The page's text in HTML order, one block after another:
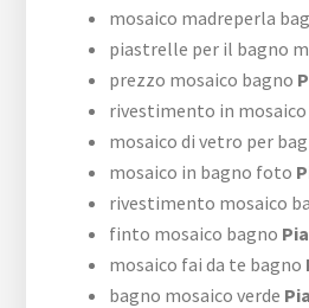
mosaico madreperla
piastrelle per il bagno
prezzo mosaico bagno
rivestimento in
mosaico di vetro per
mosaico in bagno foto
rivestimento mosaico
finto mosaico bagno
mosaico fai da te bagno
bagno mosaico verde